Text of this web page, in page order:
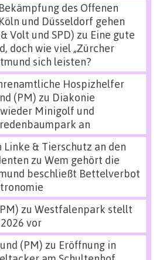
des Offenen
und Düsseldorf gehen
Volt und SPD) zu Eine gute
doch wie viel „Zürcher
sich leisten?
Hospizhelfer
(PM) zu Diakonie
Minigolf und
an
& Tierschutz an den
zu Wem gehört die
beschließt Bettelverbot
zu Westfalenpark stellt
vor
(PM) zu Eröffnung in